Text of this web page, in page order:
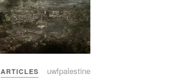
uwfpalestine
ARTICLES